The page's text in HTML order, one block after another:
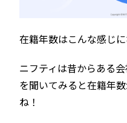
在籍年数はこんな感じに
ニフティは昔からある
を聞いてみると在籍年
ね！